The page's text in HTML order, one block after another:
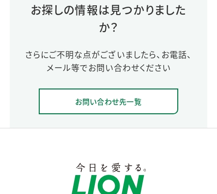
お探しの情報は見つかりました
か？
さらにご不明な点がございましたら、お電話、
メール等でお問い合わせください
お問い合わせ先一覧